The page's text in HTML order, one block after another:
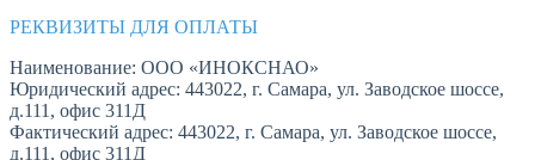
РЕКВИЗИТЫ ДЛЯ ОПЛАТЫ
Наименование: ООО «ИНОКСНАО»
Юридический адрес: 443022, г. Самара, ул. Заводское шоссе,
д.111, офис 311Д
Фактический адрес: 443022, г. Самара, ул. Заводское шоссе,
д.111, офис 311Д